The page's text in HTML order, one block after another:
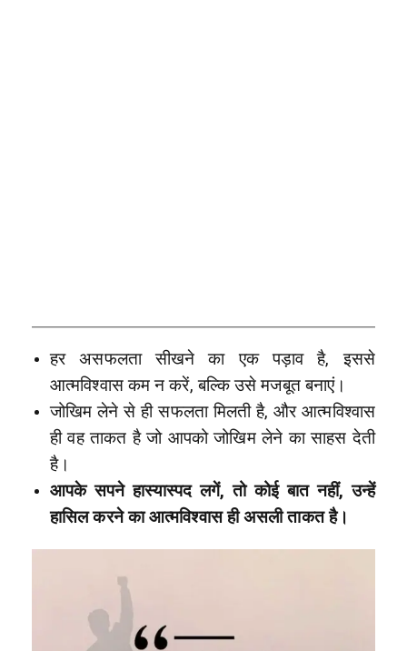
हर असफलता सीखने का एक पड़ाव है, इससे
आत्मविश्वास कम न करें, बल्कि उसे मजबूत बनाएं।
जोखिम लेने से ही सफलता मिलती है, और आत्मविश्वास
ही वह ताकत है जो आपको जोखिम लेने का साहस देती
है।
आपके सपने हास्यास्पद लगें, तो कोई बात नहीं, उन्हें
हासिल करने का आत्मविश्वास ही असली ताकत है।